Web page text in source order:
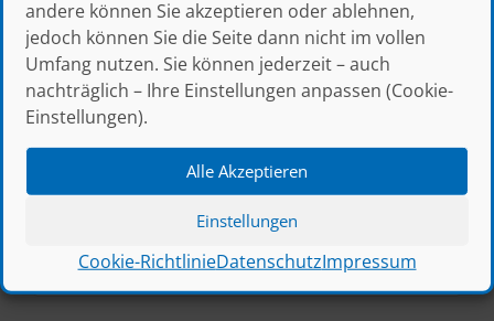
andere können Sie akzeptieren oder ablehnen,
jedoch können Sie die Seite dann nicht im vollen
Umfang nutzen. Sie können jederzeit – auch
nachträglich – Ihre Einstellungen anpassen (Cookie-
Einstellungen).
Alle Akzeptieren
Einstellungen
Cookie-RichtlinieDatenschutzImpressum
(* = Pflichtfeld)
Unternehmen
Vorname